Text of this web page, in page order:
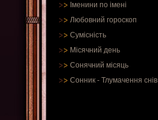
Іменини по імені
Любовний гороскоп
Сумісність
Місячний день
Сонячний місяць
Сонник - Тлумачення снів